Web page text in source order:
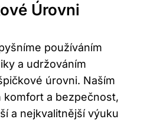
Úrovni
používáním
a udržováním
úrovni. Naším
komfort a bezpečnost,
a nejkvalitnější výuku